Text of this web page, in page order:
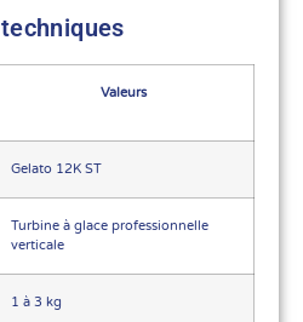
Valeurs
Gelato 12K ST
Turbine à glace professionnelle
verticale
1 à 3 kg